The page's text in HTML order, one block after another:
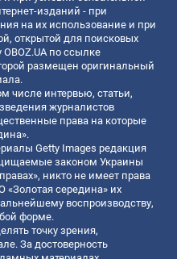
изданий - при
на их использование и при
открытой для поисковых
по ссылке
размещен оригинальный
числе интервью, статьи,
журналистов
права на которые
Getty Images редакция
законом Украины
никто не имеет права
середина» их
воспроизводству,
форме.
точку зрения,
За достоверность